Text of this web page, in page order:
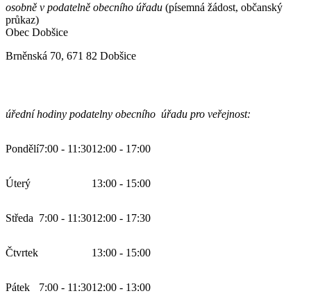
osobně v podatelně obecního úřadu (písemná žádost, občanský
průkaz)
Obec Dobšice
Brněnská 70, 671 82 Dobšice
úřední hodiny podatelny obecního úřadu pro veřejnost:
Pondělí7:00 - 11:3012:00 - 17:00
Úterý 13:00 - 15:00
Středa 7:00 - 11:3012:00 - 17:30
Čtvrtek 13:00 - 15:00
Pátek 7:00 - 11:3012:00 - 13:00